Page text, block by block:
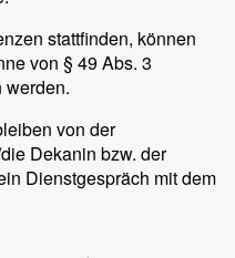
stattfinden, können
von § 49 Abs. 3
werden.
von der
Dekanin bzw. der
Dienstgespräch mit dem